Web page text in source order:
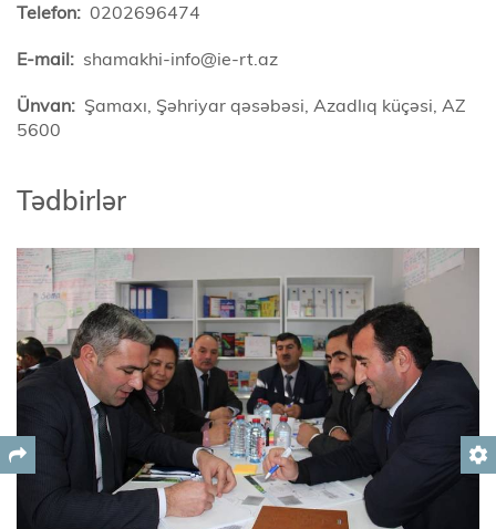
settings
Telefon: 0202696474
E-mail: shamakhi-info@ie-rt.az
Ünvan: Şamaxı, Şəhriyar qəsəbəsi, Azadlıq küçəsi, AZ
5600
Tədbirlər